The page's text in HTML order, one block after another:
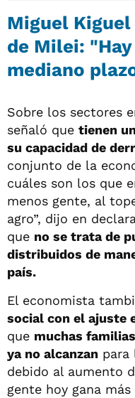
Miguel
de Milei:
mediano
Sobre los sectores
señaló que tienen
su capacidad de
conjunto de la
cuáles son los que
menos gente, al
agro”, dijo en
que no se trata de
distribuidos de
país.
El economista
social con el ajuste
que muchas
ya no alcanzan para
debido al aumento
gente hoy gana